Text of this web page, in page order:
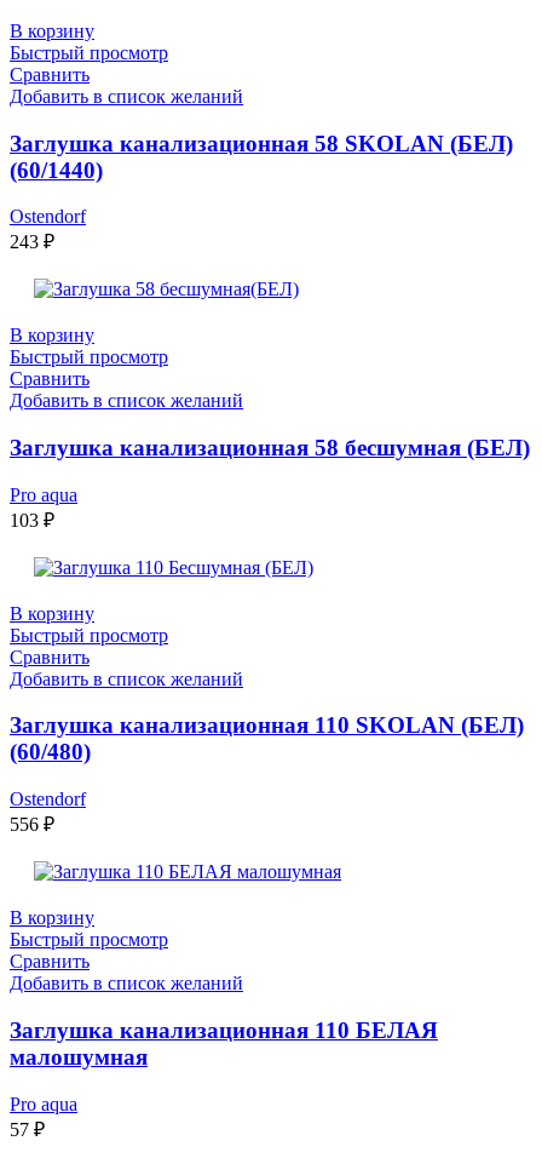
В корзину
Быстрый просмотр
Сравнить
Добавить в список желаний
Заглушка канализационная 58 SKOLAN (БЕЛ)
(60/1440)
Ostendorf
243 ₽
В корзину
Быстрый просмотр
Сравнить
Добавить в список желаний
Заглушка канализационная 58 бесшумная (БЕЛ)
Pro aqua
103 ₽
В корзину
Быстрый просмотр
Сравнить
Добавить в список желаний
Заглушка канализационная 110 SKOLAN (БЕЛ)
(60/480)
Ostendorf
556 ₽
В корзину
Быстрый просмотр
Сравнить
Добавить в список желаний
Заглушка канализационная 110 БЕЛАЯ
малошумная
Pro aqua
57 ₽